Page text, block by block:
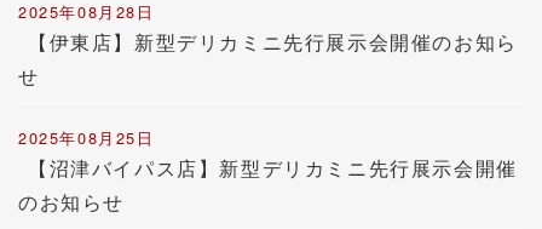
2025年08月28日
【伊東店】新型デリカミニ先行展示会開催のお知ら
せ
2025年08月25日
【沼津バイパス店】新型デリカミニ先行展示会開催
のお知らせ